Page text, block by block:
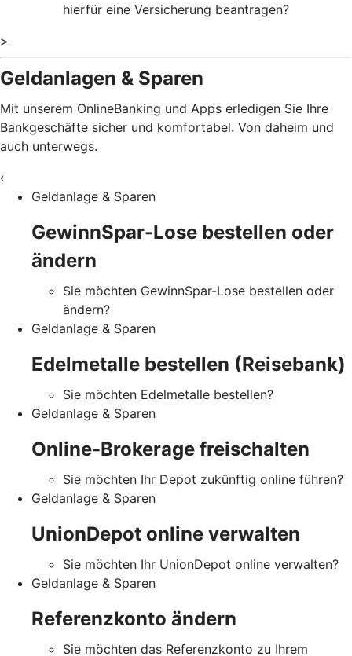
hierfür eine Versicherung beantragen?
>
Geldanlagen & Sparen
Mit unserem OnlineBanking und Apps erledigen Sie Ihre
Bankgeschäfte sicher und komfortabel. Von daheim und
auch unterwegs.
‹
Geldanlage & Sparen
GewinnSpar-Lose bestellen oder
ändern
Sie möchten GewinnSpar-Lose bestellen oder
ändern?
Geldanlage & Sparen
Edelmetalle bestellen (Reisebank)
Sie möchten Edelmetalle bestellen?
Geldanlage & Sparen
Online-Brokerage freischalten
Sie möchten Ihr Depot zukünftig online führen?
Geldanlage & Sparen
UnionDepot online verwalten
Sie möchten Ihr UnionDepot online verwalten?
Geldanlage & Sparen
Referenzkonto ändern
Sie möchten das Referenzkonto zu Ihrem